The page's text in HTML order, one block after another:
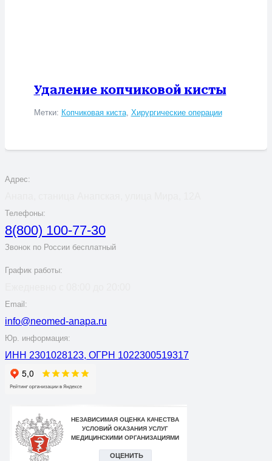
Удаление копчиковой кисты
Метки: Копчиковая киста, Хирургические операции
Адрес:
Телефоны:
8(800) 100-77-30
Звонок по России бесплатный
График работы:
Email:
info@neomed-anapa.ru
Юр. информация:
ИНН 2301028123, ОГРН 1022300519317